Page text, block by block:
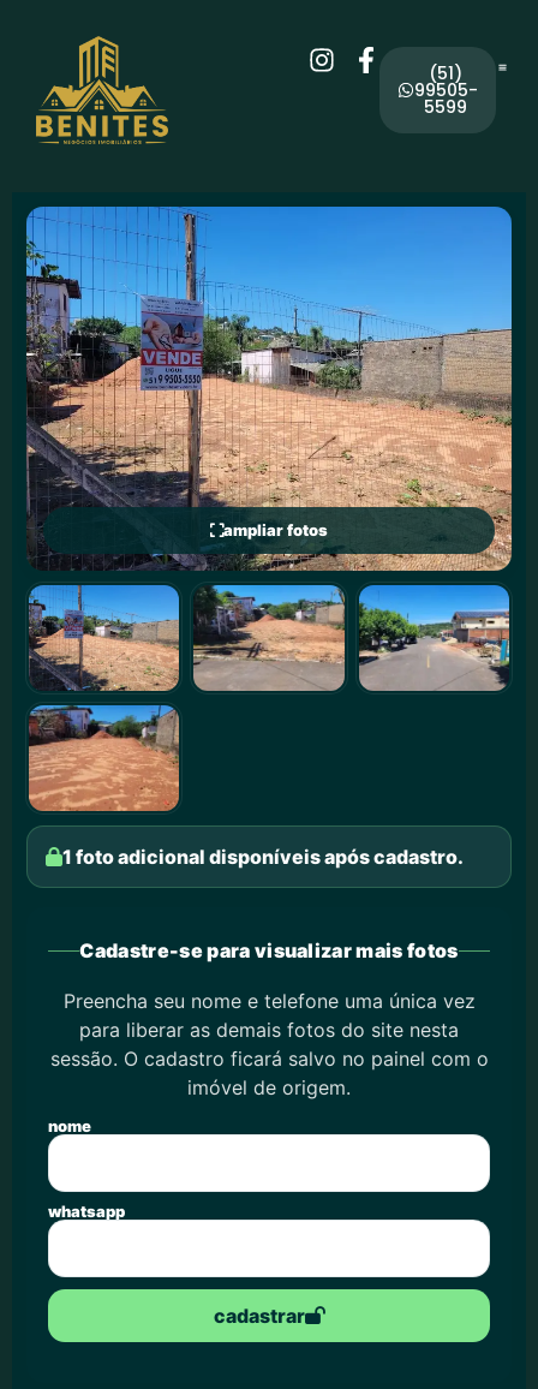
(51)
99505-
5599
ampliar fotos
1 foto adicional disponíveis após cadastro.
Cadastre-se para visualizar mais fotos
Preencha seu nome e telefone uma única vez
para liberar as demais fotos do site nesta
sessão. O cadastro ficará salvo no painel com o
imóvel de origem.
nome
whatsapp
cadastrar